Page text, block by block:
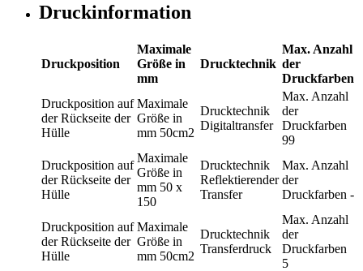
Druckinformation
Druckposition
Maximale
Größe in
mm
Drucktechnik
Max. Anzahl
der
Druckfarben
Druckposition auf
der Rückseite der
Hülle
Maximale
Größe in
mm 50cm2
Drucktechnik
Digitaltransfer
Max. Anzahl
der
Druckfarben
99
Druckposition auf
der Rückseite der
Hülle
Maximale
Größe in
mm 50 x
150
Drucktechnik
Reflektierender
Transfer
Max. Anzahl
der
Druckfarben -
Druckposition auf
der Rückseite der
Hülle
Maximale
Größe in
mm 50cm2
Drucktechnik
Transferdruck
Max. Anzahl
der
Druckfarben
5